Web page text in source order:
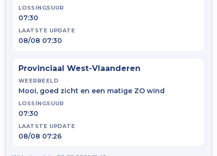
LOSSINGSUUR
07:30
LAATSTE UPDATE
08/08 07:30
Provinciaal West-Vlaanderen
WEERBEELD
Mooi, goed zicht en een matige ZO wind
LOSSINGSUUR
07:30
LAATSTE UPDATE
08/08 07:26